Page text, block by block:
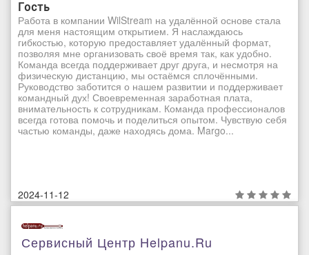
Гость
Работа в компании WilStream на удалённой основе стала
для меня настоящим открытием. Я наслаждаюсь
гибкостью, которую предоставляет удалённый формат,
позволяя мне организовать своё время так, как удобно.
Команда всегда поддерживает друг друга, и несмотря на
физическую дистанцию, мы остаёмся сплочёнными.
Руководство заботится о нашем развитии и поддерживает
командный дух! Своевременная заработная плата,
внимательность к сотрудникам. Команда профессионалов
всегда готова помочь и поделиться опытом. Чувствую себя
частью команды, даже находясь дома. Margo...
2024-11-12
Сервисный Центр Helpanu.ru